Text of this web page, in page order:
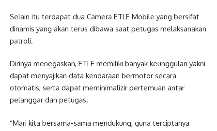
Selain itu terdapat dua Camera ETLE Mobile yang bersifat
dinamis yang akan terus dibawa saat petugas melaksanakan
patroli.
Dirinya menegaskan, ETLE memiliki banyak keunggulan yakni
dapat menyajikan data kendaraan bermotor secara
otomatis, serta dapat meminimalizir pertemuan antar
pelanggar dan petugas.
“Mari kita bersama-sama mendukung, guna terciptanya